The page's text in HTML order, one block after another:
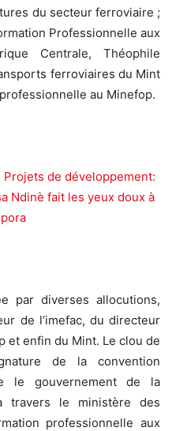
du secteur ferroviaire ;
Professionnelle aux
Centrale, Théophile
ferroviaires du Mint
au Minefop.
Projets de développement:
Ndinè fait les yeux doux à
par diverses allocutions,
de l’imefac, du directeur
et enfin du Mint. Le clou de
de la convention
le gouvernement de la
travers le ministère des
professionnelle aux